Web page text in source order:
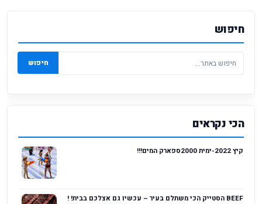
חיפוש
חיפוש
הכי נקראים
קיץ 2022-ימית 2000ספארק המים!!!
BEEF הסטייק הכי משתלם בעיר – עכשיו גם אצלכם בבית! !